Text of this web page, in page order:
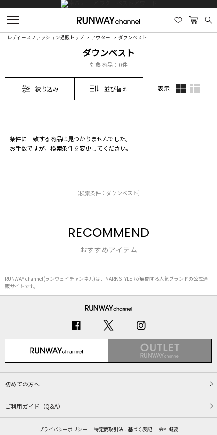
レディースファッション通販トップ アウター ダウンベスト
ダウンベスト
対象商品： 0件
絞り込み 並び替え 表示
条件に一致する商品は見つかりませんでした。
お手数ですが、検索条件を変更してください。
（検索条件：ダウンベスト）
RECOMMEND
おすすめアイテム
RUNWAY channel(ランウェイチャンネル)は、MARK STYLERが展開する人気ブランドの公式通
販サイトです。
初めての方へ
ご利用ガイド（Q&A）
プライバシーポリシー 特定商取引法に基づく表記 会社概要